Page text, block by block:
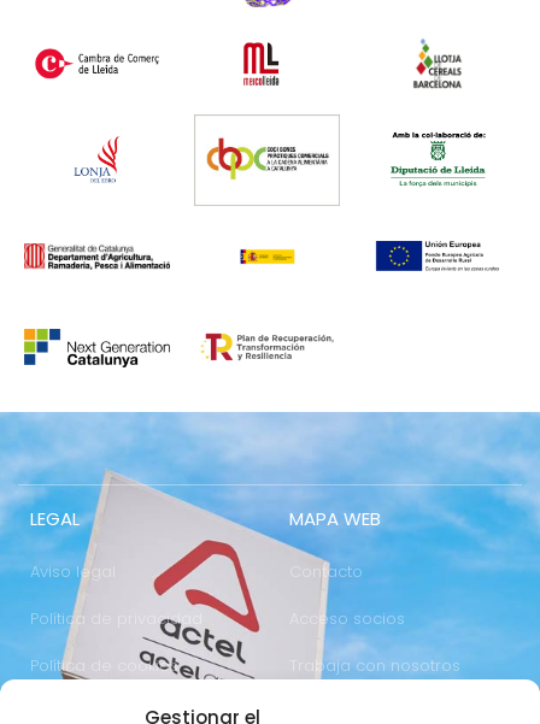
Gestionar el
LEGAL
Aviso legal
Política de privacidad
Política de cookies
MAPA WEB
Contacto
Acceso socios
Trabaja con nosotros
973 700 800